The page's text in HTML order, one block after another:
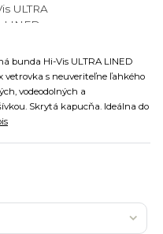
bunda Hi-Vis ULTRA LINED
vetrovka s neuveriteľne ľahkého
vodeodolných a
Skrytá kapucňa. Ideálna do